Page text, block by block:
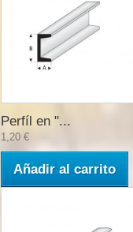
Perfíl en "...
1,20 €
Añadir al carrito